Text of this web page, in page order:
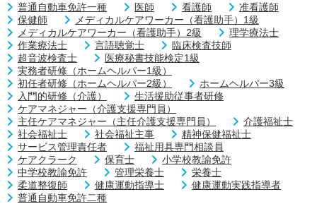
普通自動車免許一種 医師 看護師
准看護師
保健師
メディカルケアワーカー（看護助手）1級
メディカルケアワーカー（看護助手）2級
理学療法士
作業療法士
言語聴覚士
臨床検査技師
超音波検査士
医療秘書技能検定1級
実務者研修（ホームヘルパー1級）
初任者研修（ホームヘルパー2級）
ホームヘルパー3級
入門的研修（介護）
生活援助従事者研修
ケアマネジャー（介護支援専門員）
主任ケアマネジャー（主任介護支援専門員）
介護福祉士
社会福祉士
社会福祉主事
精神保健福祉士
サービス管理責任者
福祉用具専門相談員
ケアクラーク
保育士
小学校教諭免許
中学校教諭免許
管理栄養士
栄養士
柔道整復師
健康運動指導士
健康運動実践指導者
普通自動車免許二種